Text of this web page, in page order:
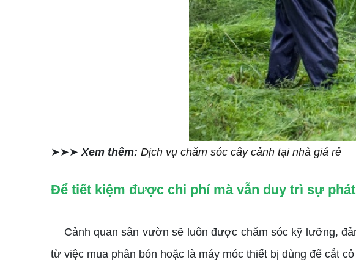
➤➤➤Xem thêm: Dịch vụ chăm sóc cây cảnh tại nhà giá rẻ
Để tiết kiệm được chi phí mà vẫn duy trì sự
Cảnh quan sân vườn sẽ luôn được chăm sóc kỹ lưỡng,
từ việc mua phân bón hoặc là máy móc thiết bị dùng để cắt